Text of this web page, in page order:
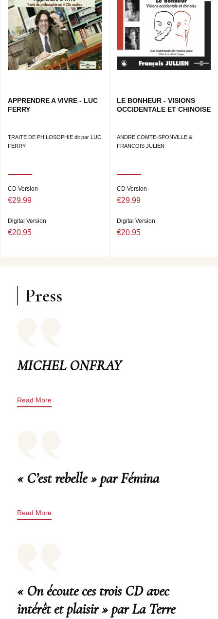
APPRENDRE A VIVRE - LUC
FERRY
TRAITE DE PHILOSOPHIE dit par LUC
FERRY
CD Version
€29.99
Digital Version
€20.95
LE BONHEUR - VISIONS
OCCIDENTALE ET CHINOISE
ANDRE COMTE-SPONVILLE &
FRANCOIS JULIEN
CD Version
€29.99
Digital Version
€20.95
Press
MICHEL ONFRAY
Read More
« C’est rebelle » par Fémina
Read More
« On écoute ces trois CD avec
intérêt et plaisir » par La Terre